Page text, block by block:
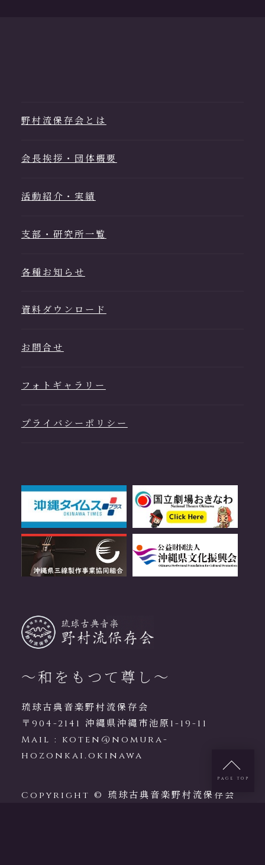
PAGE TOP
～和をもつて尊し～
琉球古典音楽野村流保存会
〒904-2141 沖縄県沖縄市池原1-19-11
Mail : koten@nomura-
hozonkai.okinawa
Copyright © 琉球古典音楽野村流保存会
野村流保存会とは
会長挨拶・団体概要
活動紹介・実績
支部・研究所一覧
各種お知らせ
資料ダウンロード
お問合せ
フォトギャラリー
プライバシーポリシー